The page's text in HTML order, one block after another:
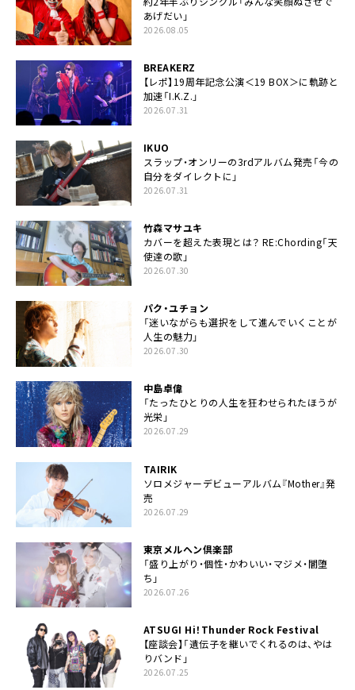
あげだい」
2026.08.05
BREAKERZ
【レポ】19周年記念公演＜19 BOX＞に軌跡と
加速「I.K.Z.」
2026.07.31
IKUO
スラップ・オンリーの3rdアルバム発売「今の
自分をダイレクトに」
2026.07.31
竹森マサユキ
カバーを超えた表現とは？ RE:Chording「天
使達の歌」
2026.07.30
パク・ユチョン
「迷いながらも選択をして進んでいくことが
人生の魅力」
2026.07.30
中島卓偉
「たったひとりの人生を狂わせられたほうが
光栄」
2026.07.29
TAIRIK
ソロメジャーデビューアルバム『Mother』発
売
2026.07.29
東京メルヘン倶楽部
「盛り上がり・個性・かわいい・マジメ・闇堕
ち」
2026.07.26
ATSUGI Hi！Thunder Rock Festival
【座談会】「遺伝子を継いでくれるのは、やは
りバンド」
2026.07.25